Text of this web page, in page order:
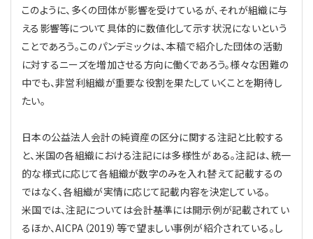
このように、多くの団体が影響を受けているが、それが組織に与
える影響等について具体的に数値化して示す状況にないという
ことであろう。このパンデミックは、本稿で紹介した団体の活動
に対するニーズを増加させる方向に働くであろう。様々な困難の
中でも、非営利組織が重要な役割を果たしていくことを期待し
たい。
日本の公益法人会計の純資産の区分に関する注記と比較する
と、米国の各組織における注記には多様性がある。注記は、統一
的な様式に応じて各組織が数字のみを入れ替えて記載するの
ではなく、各組織が実情に応じて記載内容を決定している。
米国では、注記については会計基準には開示例が記載されてい
るほか、AICPA（2019）等で望ましい事例が紹介されている。し